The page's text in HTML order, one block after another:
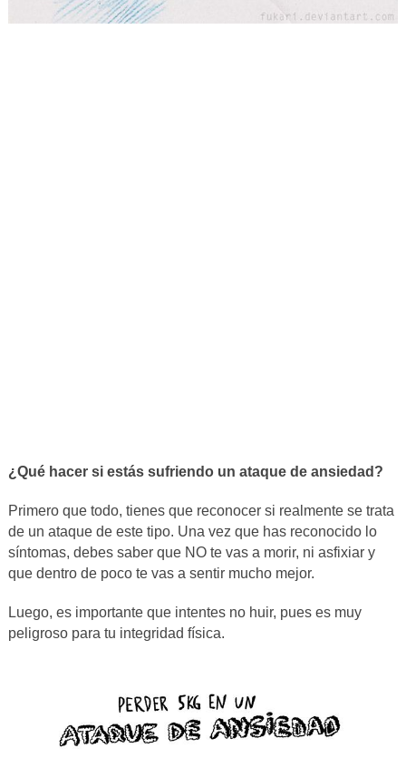
¿Qué hacer si estás sufriendo un ataque de ansiedad?
Primero que todo, tienes que reconocer si realmente se trata
de un ataque de este tipo. Una vez que has reconocido lo
síntomas, debes saber que NO te vas a morir, ni asfixiar y
que dentro de poco te vas a sentir mucho mejor.
Luego, es importante que intentes no huir, pues es muy
peligroso para tu integridad física.